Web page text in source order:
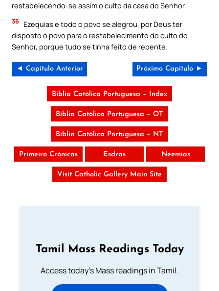
restabelecendo-se assim o culto da casa do Senhor.
36 Ezequias e todo o povo se alegrou, por Deus ter
disposto o povo para o restabelecimento do culto do
Senhor, porque tudo se tinha feito de repente.
◄ Capítulo Anterior Próximo Capítulo ►
Bíblia Católica Portuguesa – Index
Bíblia Católica Portuguesa – OT
Bíblia Católica Portuguesa – NT
Primeiro Crónicas Esdras Neemias
Visit Catholic Gallery Main Site
Tamil Mass Readings Today
Access today's Mass readings in Tamil.